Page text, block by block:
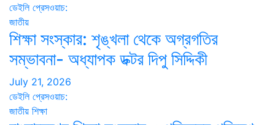
ডেইলি প্রেসওয়াচ:
জাতীয়
শিক্ষা সংস্কার: শৃঙ্খলা থেকে অগ্রগতির
সম্ভাবনা- অধ্যাপক ডক্টর দিপু সিদ্দিকী
July 21, 2026
ডেইলি প্রেসওয়াচ:
জাতীয় শিক্ষা